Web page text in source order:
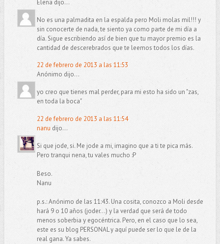
Elena dijo...
No es una palmadita en la espalda pero Moli molas mil!!! y
sin conocerte de nada, te siento ya como parte de mi día a
día. Sigue escribiendo así de bien que tu mayor premio es la
cantidad de descerebrados que te leemos todos los días.
22 de febrero de 2013 a las 11:53
Anónimo dijo...
yo creo que tienes mal perder, para mi esto ha sido un "zas,
en toda la boca"
22 de febrero de 2013 a las 11:54
nanu dijo...
Si que jode, si. Me jode a mi, imagino que a ti te pica más.
Pero tranqui nena, tu vales mucho :P
Beso.
Nanu
p.s.: Anónimo de las 11:43. Una cosita, conozco a Moli desde
hará 9 o 10 años (joder...) y la verdad que será de todo
menos soberbia y egocéntrica. Pero, en el caso que lo sea,
este es su blog PERSONAL y aquí puede ser lo que le de la
real gana. Ya sabes.